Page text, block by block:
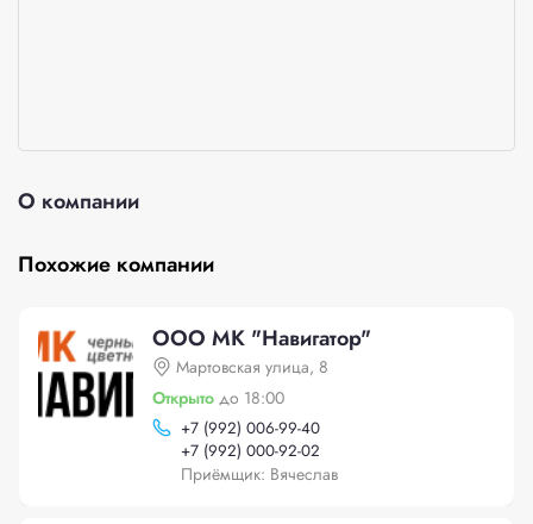
О компании
Похожие компании
ООО МК "Навигатор"
Мартовская улица, 8
Открыто до 18:00
+7 (992) 006-99-40
+7 (992) 000-92-02
Приёмщик: Вячеслав